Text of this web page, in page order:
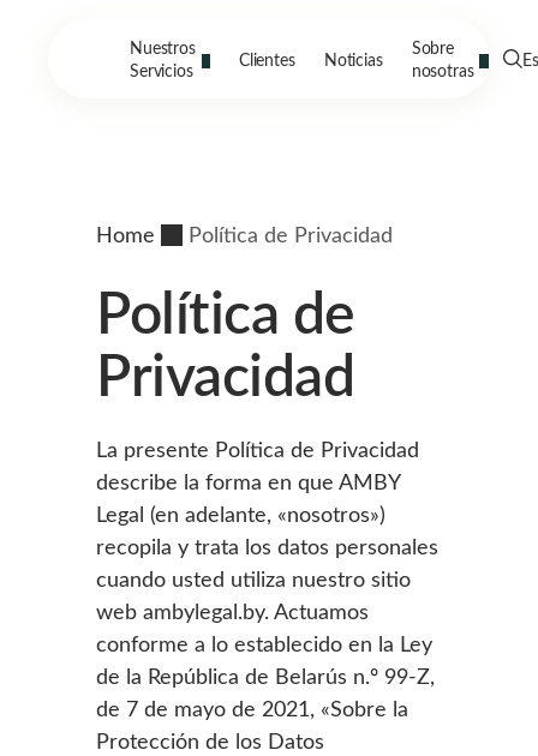
Nuestros
Servicios
Clientes Noticias
Sobre
nosotras
Es
Home Política de Privacidad
Política de
Privacidad
La presente Política de Privacidad
describe la forma en que AMBY
Legal (en adelante, «nosotros»)
recopila y trata los datos personales
cuando usted utiliza nuestro sitio
web ambylegal.by. Actuamos
conforme a lo establecido en la Ley
de la República de Belarús n.º 99-Z,
de 7 de mayo de 2021, «Sobre la
Protección de los Datos